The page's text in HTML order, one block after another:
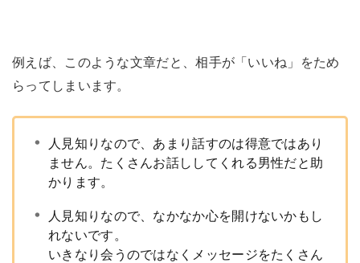
例えば、このような文章だと、相手が「いいね」をため
らってしまいます。
人見知りなので、あまり話すのは得意ではあり
ません。たくさんお話ししてくれる男性だと助
かります。
人見知りなので、なかなか心を開けないかもし
れないです。
いきなり会うのではなくメッセージをたくさん